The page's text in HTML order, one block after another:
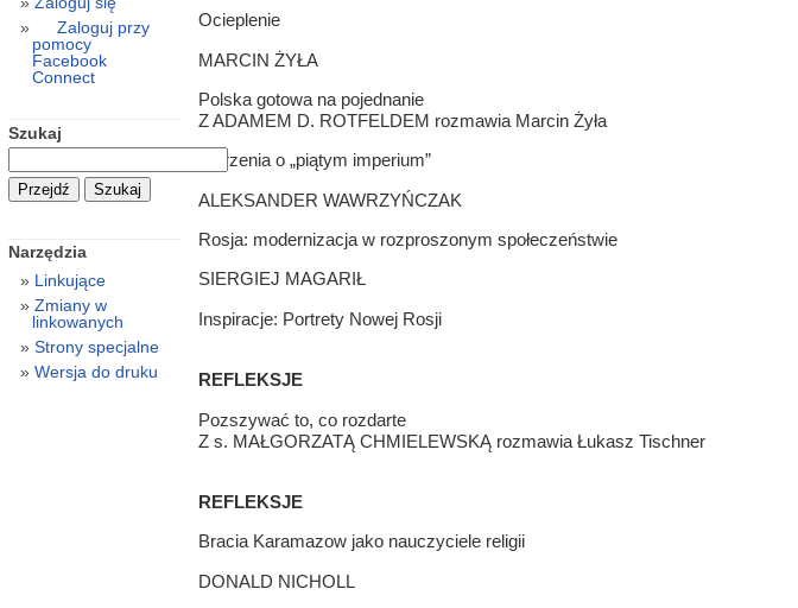
Ocieplenie
MARCIN ŻYŁA
Polska gotowa na pojednanie
Z ADAMEM D. ROTFELDEM rozmawia Marcin Żyła
Marzenia o „piątym imperium”
ALEKSANDER WAWRZYŃCZAK
Rosja: modernizacja w rozproszonym społeczeństwie
SIERGIEJ MAGARIŁ
Inspiracje: Portrety Nowej Rosji
REFLEKSJE
Pozszywać to, co rozdarte
Z s. MAŁGORZATĄ CHMIELEWSKĄ rozmawia Łukasz Tischner
REFLEKSJE
Bracia Karamazow jako nauczyciele religii
DONALD NICHOLL
Zaloguj przy
pomocy
Facebook
Connect
Szukaj
Narzędzia
Linkujące
Zmiany w
linkowanych
Strony specjalne
Wersja do druku